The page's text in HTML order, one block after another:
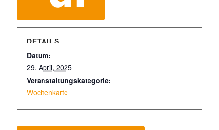
DETAILS
Datum:
29. April, 2025
Veranstaltungskategorie:
Wochenkarte